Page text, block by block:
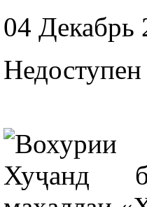
04 Декабрь